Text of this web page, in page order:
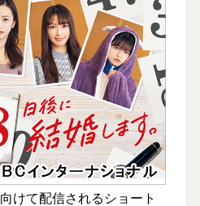
けて配信されるショート